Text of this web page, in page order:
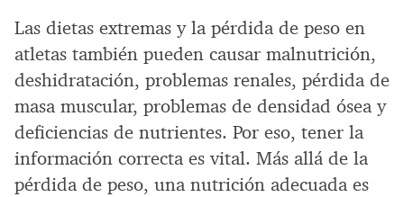
Las dietas extremas y la pérdida de peso en
atletas también pueden causar malnutrición,
deshidratación, problemas renales, pérdida de
masa muscular, problemas de densidad ósea y
deficiencias de nutrientes. Por eso, tener la
información correcta es vital. Más allá de la
pérdida de peso, una nutrición adecuada es